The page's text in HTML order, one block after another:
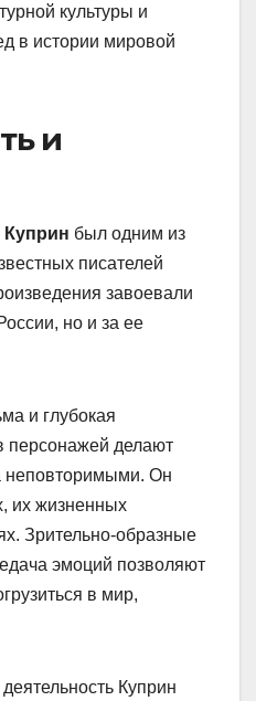
культуры и
в истории мировой
и
Куприн был одним из
писателей
завоевали
но и за ее
и глубокая
персонажей делают
неповторимыми. Он
их жизненных
Зрительно-образные
эмоций позволяют
в мир,
Куприн